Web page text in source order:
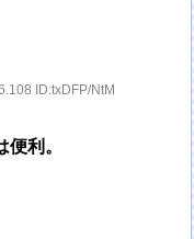
ID:txDFP/NtM
利。